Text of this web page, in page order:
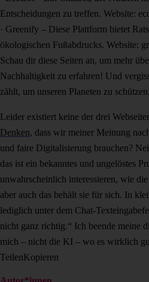
Entscheidungen zu treffen. Website:
· Greenify – Diese Plattform bietet
ökologischen Fußabdrucks. Website:
Schau dir diese Seiten an, um mehr
Nachhaltigkeit zu erfahren! Und
zählt, um unseren Planeten zu
Leider existiert keine der drei
Denken, dass wir meiner Meinung
und faire Digitalisierung brauchen?
das ist ein bekanntes und ungelöstes
unwahrscheinlich interessieren, wie
aber auch das behält sie für sich. In
lediglich unter dem Chat-
nicht ganz richtig.“ Ich beende meine
mich – nicht die KI – wo es wirklich
TeilenKopieren